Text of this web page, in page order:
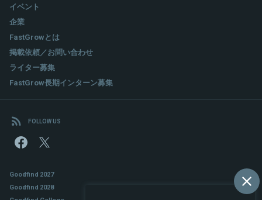
イベント
企業
FastGrowとは
掲載依頼／お問い合わせ
ライター募集
FastGrow長期インターン募集
FOLLOW US
Goodfind 2027
Goodfind 2028